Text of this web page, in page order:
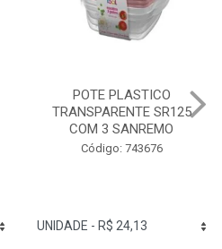
GARRAFA RED PLASTICO
1,6L SANREMO
Código: 743803